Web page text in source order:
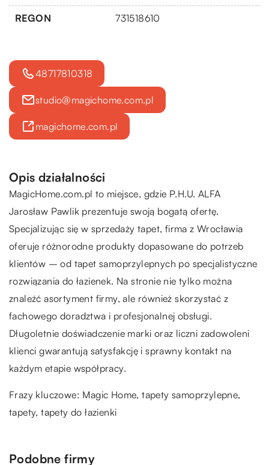
REGON 731518610
48717810318
studio@magichome.com.pl
magichome.com.pl
Opis działalności
MagicHome.com.pl to miejsce, gdzie P.H.U. ALFA
Jarosław Pawlik prezentuje swoją bogatą ofertę.
Specjalizując się w sprzedaży tapet, firma z Wrocławia
oferuje różnorodne produkty dopasowane do potrzeb
klientów – od tapet samoprzylepnych po specjalistyczne
rozwiązania do łazienek. Na stronie nie tylko można
znaleźć asortyment firmy, ale również skorzystać z
fachowego doradztwa i profesjonalnej obsługi.
Długoletnie doświadczenie marki oraz liczni zadowoleni
klienci gwarantują satysfakcję i sprawny kontakt na
każdym etapie współpracy.
Frazy kluczowe: Magic Home, tapety samoprzylepne,
tapety, tapety do łazienki
Podobne firmy